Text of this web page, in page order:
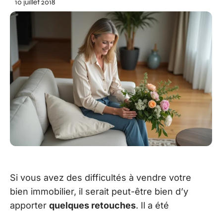
10 juillet 2018
Si vous avez des difficultés à vendre votre
bien immobilier, il serait peut-être bien d’y
apporter quelques retouches. Il a été